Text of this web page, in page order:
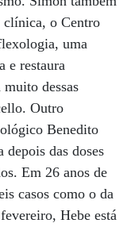
clínica, o Centro
uma
e restaura
dessas
Outro
Benedito
depois das doses
Em 26 anos de
casos como o da
Hebe está